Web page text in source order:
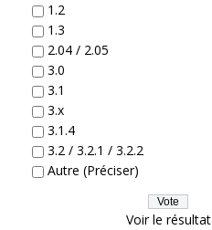
1.2
1.3
2.04 / 2.05
3.0
3.1
3.x
3.1.4
3.2 / 3.2.1 / 3.2.2
Autre (Préciser)
Voir le résultat